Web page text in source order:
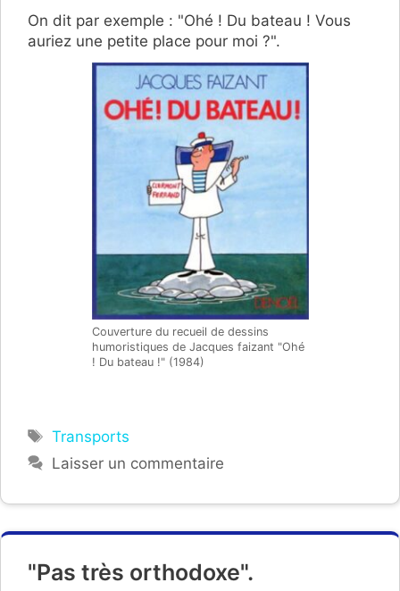
On dit par exemple : "Ohé ! Du bateau ! Vous
auriez une petite place pour moi ?".
Couverture du recueil de dessins
humoristiques de Jacques faizant "Ohé
! Du bateau !" (1984)
Étiquettes
Transports
Laisser un commentaire
"Pas très orthodoxe".